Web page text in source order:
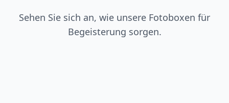
Sehen Sie sich an, wie unsere Fotoboxen für
Begeisterung sorgen.